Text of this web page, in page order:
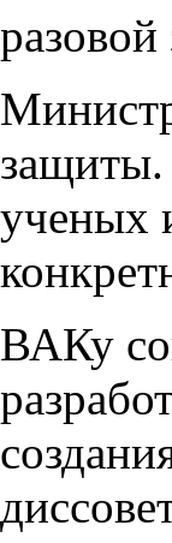
защиты.
ученых
ВАКу